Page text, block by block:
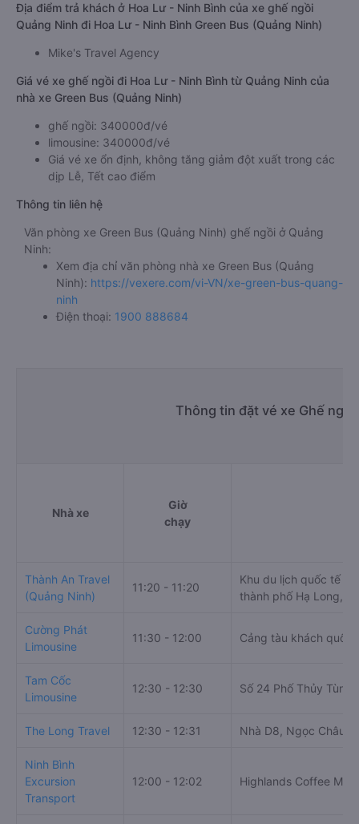
Địa điểm trả khách ở Hoa Lư - Ninh Bình của xe ghế ngồi
Quảng Ninh đi Hoa Lư - Ninh Bình Green Bus (Quảng Ninh)
Mike's Travel Agency
Giá vé xe ghế ngồi đi Hoa Lư - Ninh Bình từ Quảng Ninh của
nhà xe Green Bus (Quảng Ninh)
ghế ngồi: 340000đ/vé
limousine: 340000đ/vé
Giá vé xe ổn định, không tăng giảm đột xuất trong các
dịp Lễ, Tết cao điểm
Thông tin liên hệ
Văn phòng xe Green Bus (Quảng Ninh) ghế ngồi ở Quảng
Ninh:
Xem địa chỉ văn phòng nhà xe Green Bus (Quảng
Ninh): https://vexere.com/vi-VN/xe-green-bus-quang-
ninh
Điện thoại: 1900 888684
Thông tin đặt vé xe Ghế
Nhà xe
Giờ
chạy
Thành An Travel
(Quảng Ninh)
11:20 - 11:20
Khu du lịch quốc tế
thành phố Hạ Long,
Cường Phát
Limousine
11:30 - 12:00 Cảng tàu khách quốc
Tam Cốc
Limousine
12:30 - 12:30 Số 24 Phố Thủy
The Long Travel 12:30 - 12:31 Nhà D8, Ngọc Châu
Ninh Bình
Excursion
Transport
12:00 - 12:02 Highlands Coffee